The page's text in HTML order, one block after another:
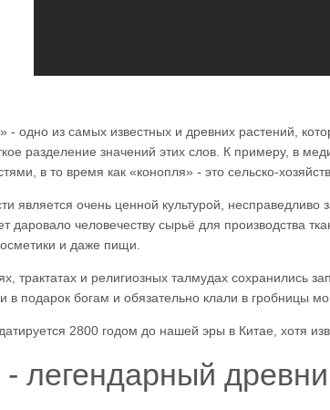
- одно из самых известных и древних растений,
разделение значений этих слов. К примеру, в
в то время как «конопля» - это сельско-
является очень ценной культурой,
даровало человечеству сырьё для производства
и даже пищи.
трактатах и религиозных талмудах сохранились
подарок богам и обязательно клали в гробницы
2800 годом до нашей эры в Китае, хотя
легендарный